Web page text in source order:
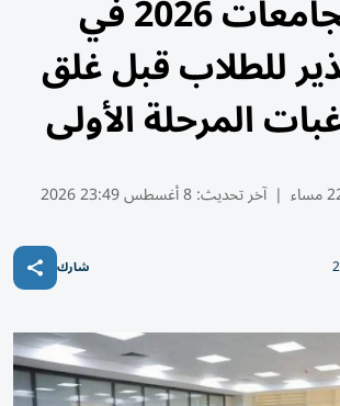
تنسيق الجامعات 2026 في
للطلاب قبل غلق
المرحلة الأولى
| آخر تحديث:8 أغسطس 23:49 2026
شارك